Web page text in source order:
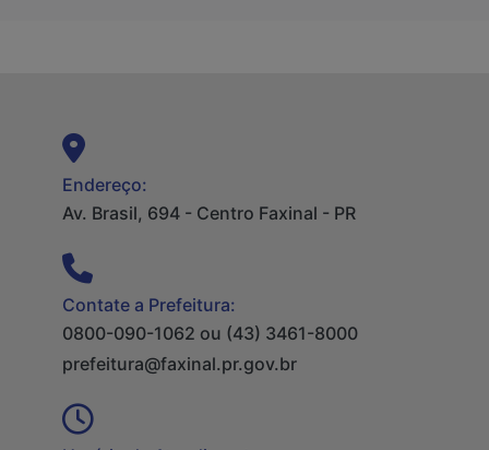
Endereço:
Av. Brasil, 694 - Centro Faxinal - PR
Contate a Prefeitura:
0800-090-1062 ou (43) 3461-8000
prefeitura@faxinal.pr.gov.br